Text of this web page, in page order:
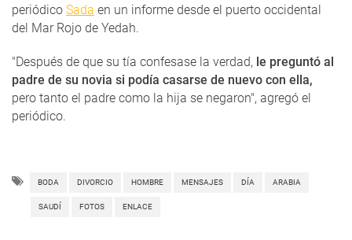
periódico Sada en un informe desde el puerto occidental
del Mar Rojo de Yedah.
"Después de que su tía confesase la verdad, le preguntó al
padre de su novia si podía casarse de nuevo con ella,
pero tanto el padre como la hija se negaron", agregó el
periódico.
BODA DIVORCIO HOMBRE MENSAJES DÍA ARABIA
SAUDÍ FOTOS ENLACE